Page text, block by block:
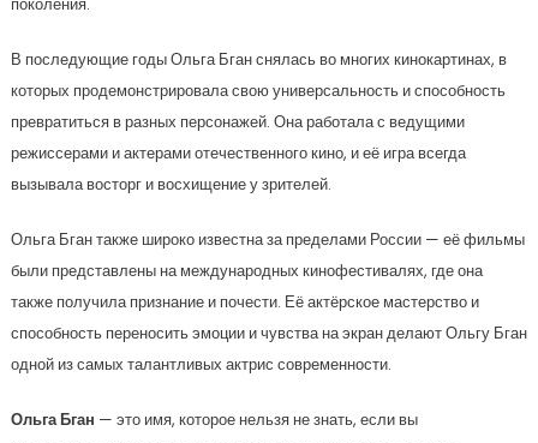
поколения.
В последующие годы Ольга Бган снялась во многих кинокартинах, в
которых продемонстрировала свою универсальность и способность
превратиться в разных персонажей. Она работала с ведущими
режиссерами и актерами отечественного кино, и её игра всегда
вызывала восторг и восхищение у зрителей.
Ольга Бган также широко известна за пределами России — её фильмы
были представлены на международных кинофестивалях, где она
также получила признание и почести. Её актёрское мастерство и
способность переносить эмоции и чувства на экран делают Ольгу Бган
одной из самых талантливых актрис современности.
Ольга Бган — это имя, которое нельзя не знать, если вы